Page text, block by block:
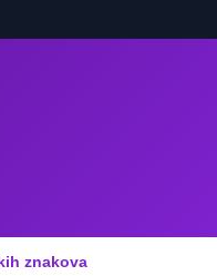
znakova